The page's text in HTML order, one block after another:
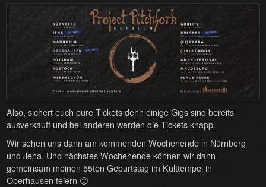
Also, sichert euch eure Tickets denn einige Gigs sind bereits
ausverkauft und bei anderen werden die Tickets knapp.
Wir sehen uns dann am kommenden Wochenende in Nürnberg
und Jena. Und nächstes Wochenende können wir dann
gemeinsam meinen 55ten Geburtstag im Kulttempel in
Oberhausen feiern 🙂